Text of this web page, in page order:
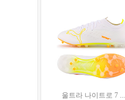
울트라 나이트로 7 ...